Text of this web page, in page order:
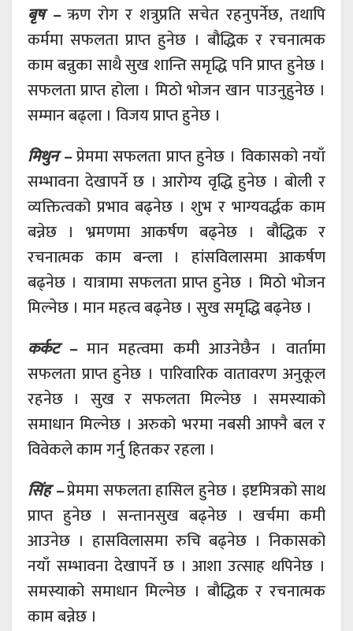
बृष – ऋण रोग र शत्रुप्रति सचेत रहनुपर्नेछ, तथापि
कर्ममा सफलता प्राप्त हुनेछ । बौद्धिक र रचनात्मक
काम बन्नुका साथै सुख शान्ति समृद्धि पनि प्राप्त हुनेछ ।
सफलता प्राप्त होला । मिठो भोजन खान पाउनुहुनेछ ।
सम्मान बढ्ला । विजय प्राप्त हुनेछ ।
मिथुन –प्रेममा सफलता प्राप्त हुनेछ । विकासको नयाँ
सम्भावना देखापर्ने छ । आरोग्य वृद्धि हुनेछ । बोली र
व्यक्तित्वको प्रभाव बढ्नेछ । शुभ र भाग्यवर्द्धक काम
बन्नेछ । भ्रमणमा आकर्षण बढ्नेछ । बौद्धिक र
रचनात्मक काम बन्ला । हांसविलासमा आकर्षण
बढ्नेछ । यात्रामा सफलता प्राप्त हुनेछ । मिठो भोजन
मिल्नेछ । मान महत्व बढ्नेछ । सुख समृद्धि बढ्नेछ ।
कर्कट –मान महत्वमा कमी आउनेछैन । वार्तामा
सफलता प्राप्त हुनेछ । पारिवारिक वातावरण अनुकूल
रहनेछ । सुख र सफलता मिल्नेछ । समस्याको
समाधान मिल्नेछ । अरुको भरमा नबसी आफ्नै बल र
विवेकले काम गर्नु हितकर रहला ।
सिंह –प्रेममा सफलता हासिल हुनेछ । इष्टमित्रको साथ
प्राप्त हुनेछ । सन्तानसुख बढ्नेछ । खर्चमा कमी
आउनेछ । हासविलासमा रुचि बढ्नेछ । निकासको
नयाँ सम्भावना देखापर्ने छ । आशा उत्साह थपिनेछ ।
समस्याको समाधान मिल्नेछ । बौद्धिक र रचनात्मक
काम बन्नेछ ।